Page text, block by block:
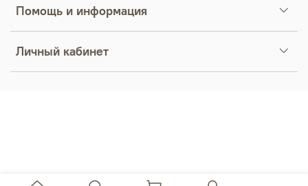
Помощь и информация
Личный кабинет